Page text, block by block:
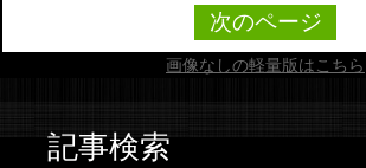
次のページ
画像なしの軽量版はこちら
記事検索